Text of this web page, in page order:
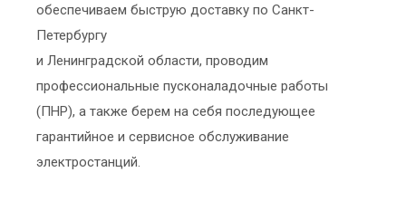
обеспечиваем быструю доставку по Санкт-
Петербургу
и Ленинградской области, проводим
профессиональные пусконаладочные работы
(ПНР), а также берем на себя последующее
гарантийное и сервисное обслуживание
электростанций.